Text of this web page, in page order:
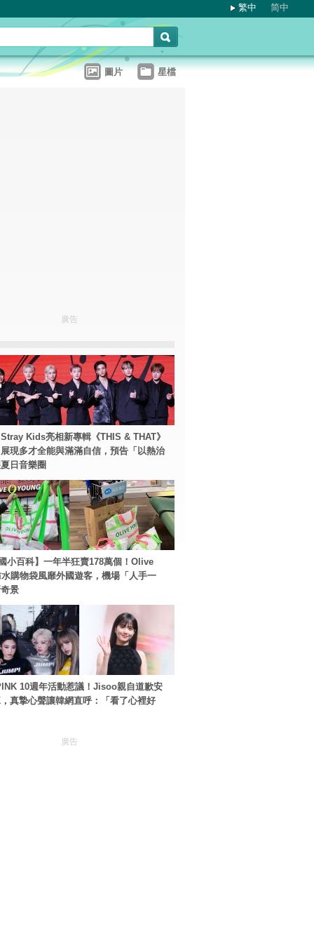
繁中 简中
圖片 星檔
廣告
Kids亮相新專輯《THIS & THAT》
現多才全能與滿滿自信，預告「以熱治
日音樂圈
小百科】一年半狂賣178萬個！Olive
購物袋風靡外國遊客，機場「人手一
景
10週年活動惹議！Jisoo親自道歉安
真摯心聲讓韓網直呼：「看了心裡好
廣告